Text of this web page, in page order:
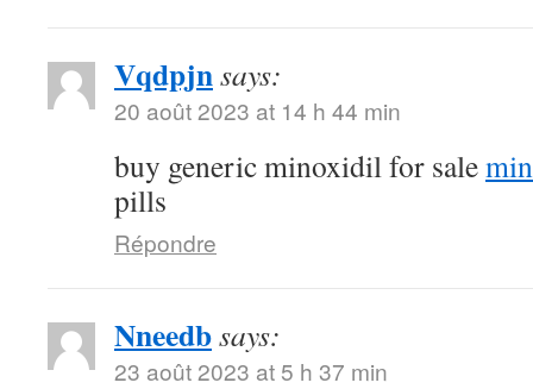
Vqdpjnsays:
20 août 2023 at 14 h 44 min
buy generic minoxidil for sale
pills
Répondre
Nneedbsays:
23 août 2023 at 5 h 37 min